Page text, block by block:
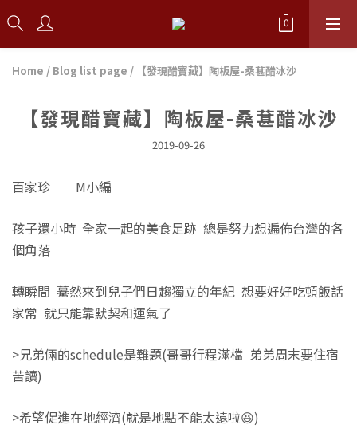
Home / Blog list page / 【發現醋寶藏】陶板屋-桑葚醋冰沙
【發現醋寶藏】陶板屋-桑葚醋冰沙
2019-09-26
百家珍 M小編
孩子還小時 全家一起的美食足跡 總是努力想遍佈台灣的各
個角落
轉瞬間 驀然來到兒子們日趨獨立的年紀 想要好好吃頓飯話
家常 就只能靠默契和運氣了
>兄弟倆的schedule是難題(哥哥行程滿檔 弟弟周末要住宿
苦讀)
>希望促進在地經濟(就是地點不能太遠啦😆)